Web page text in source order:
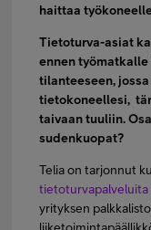
haittaa
Tietoturva-asiat
ennen
tilanteeseen,
tietokoneellesi,
taivaan tuuliin.
sudenkuopat?
Telia on tarjonnut
tietoturvapalveluita
yrityksen